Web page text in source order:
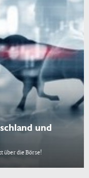
und
über die Börse!